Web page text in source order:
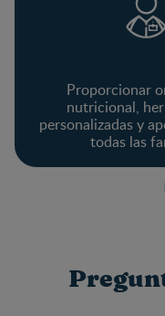
Proporcionar
nutricional,
personalizadas y
todas las